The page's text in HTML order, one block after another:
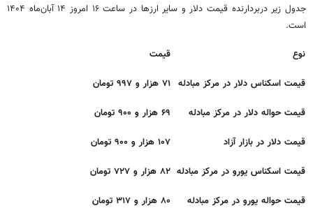
جدول زیر دربردارنده قیمت دلار و سایر ارزها در ساعت ۱۶ امروز ۱۴ آبان‌ماه ۱۴۰۴
است.
نوع قیمت
قیمت اسکناس دلار در مرکز مبادله ۷۱ هزار و ۹۹۷ ت ومان
قیمت حواله دلار در مرکز مبادله ۶۹ هزار و ۹۰۰ تومان
قیمت دلار در بازار آزاد ۱۰۷ هزار و ۹۰۰ تومان
قیمت اسکناس یورو در مرکز مبادله ۸۲ هزار و ۷۲۷ تو مان
قیمت حواله یورو در مرکز مبادله ۸۰ هزار و ۳۱۷ تو مان